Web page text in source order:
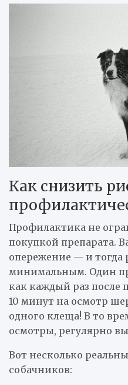
Как снизить
Профилактика не
покупкой препарата.
опережение — и тогда
минимальным. Один
как каждый раз после
10 минут на осмотр
одного клеща! В то
осмотры, регулярно
Вот несколько
собачников: